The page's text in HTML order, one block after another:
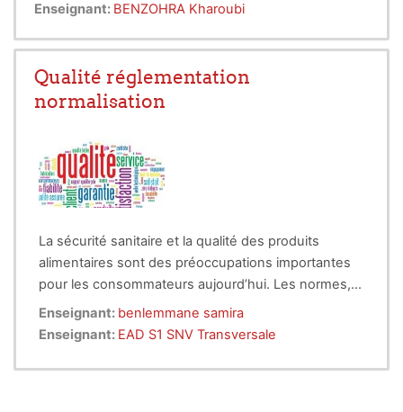
regroupe :
1-les conventions et les normes de dessin.
2-t la représentation (afin de la définir sans
ambigüité) des pièces selon les normes de dessin.
seront également traitées .
A la fin de cet enseignement l’étudiant sera
capable de lire un dessin technique et aussi de
Enseignant: BENZOHRA Kharoubi
Qualité réglementation
normalisation
La sécurité sanitaire et la qualité des produits
alimentaires sont des préoccupations importantes
pour les consommateurs aujourd’hui. Les normes,
labels et standards sur les denrées alimentaires
répondent à ces préoccupations.Outre
obligatoire, des normes facultatives ou volontaires
Enseignant: benlemmane samira
Enseignant: EAD S1 SNV Transversale